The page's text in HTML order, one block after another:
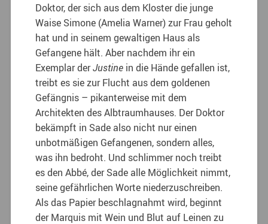
Doktor, der sich aus dem Kloster die junge
Waise Simone (Amelia Warner) zur Frau geholt
hat und in seinem gewaltigen Haus als
Gefangene hält. Aber nachdem ihr ein
Exemplar derJustine in die Hände gefallen ist,
treibt es sie zur Flucht aus dem goldenen
Gefängnis – pikanterweise mit dem
Architekten des Albtraumhauses. Der Doktor
bekämpft in Sade also nicht nur einen
unbotmäßigen Gefangenen, sondern alles,
was ihn bedroht. Und schlimmer noch treibt
es den Abbé, der Sade alle Möglichkeit nimmt,
seine gefährlichen Worte niederzuschreiben.
Als das Papier beschlagnahmt wird, beginnt
der Marquis mit Wein und Blut auf Leinen zu